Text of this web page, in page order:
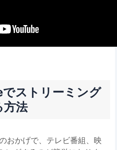
ストリーミング
方法
おかげで、テレビ番組、映